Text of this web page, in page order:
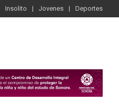
Insolito Jovenes Deportes